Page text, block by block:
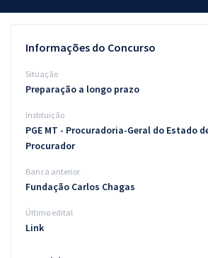
Questões grátis
Blog
Atendimento
Informações do Concurso
Situação
Preparação a longo prazo
Instituição
PGE MT - Procuradoria-Geral do Estado
Procurador
Banca anterior
Fundação Carlos Chagas
Último edital
Link